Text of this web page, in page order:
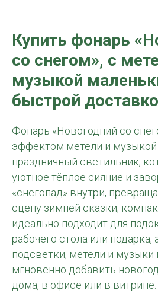
Купить фонарь
со снегом», с
музыкой
быстрой
Фонарь «Новогодний со
эффектом метели и
праздничный светильник,
уютное тёплое сияние и
«снегопад» внутри,
сцену зимней сказки;
идеально подходит для
рабочего стола или подарка,
подсветки, метели и музыки
мгновенно добавить
дома, в офисе или в витрине.